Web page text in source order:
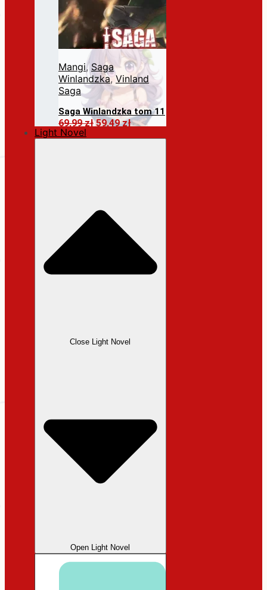
Mangi, Saga
Winlandzka, Vinland
Saga
Saga Winlandzka tom 11
69,99złPierwotna
59,49złAktualna
Dodaj do koszyka
Light Novel
Close Light Novel
Open Light Novel